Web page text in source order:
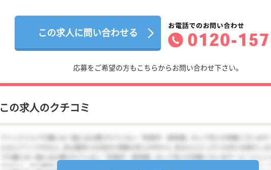
この求人に問い合わせる
応募をご希望の方もこちらからお問い合わせ下さい。
この求人のクチコミ